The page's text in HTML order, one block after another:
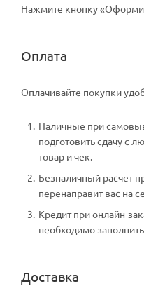
Нажмите кнопку
Оплата
Оплачивайте покупки
Наличные при
подготовить сдачу с
товар и чек.
Безналичный расчет
перенаправит вас на
Кредит при онлайн-
необходимо
Доставка